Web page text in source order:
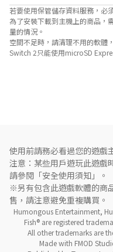
若要使用保管儲存資料服務，必
為了安裝下載到主機上的商品，
量的情況。
空間不足時，請清理不用的軟體
Switch 2只能使用microSD
使用前請務必看過您的遊戲
注意：某些用戶遊玩此遊戲
請參閱「安全使用須知」。
※另有包含此遊戲軟體的商
售，請注意避免重複購買。
Humongous Entertainment,
Fish® are registered
All other trademarks are
Made with FMOD